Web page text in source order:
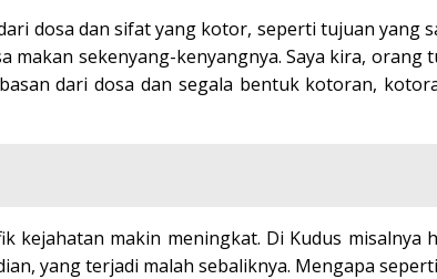
dosa dan sifat yang kotor, seperti tujuan yang
sekenyang-kenyangnya. Saya kira, orang
dari dosa dan segala bentuk kotoran,
makin meningkat. Di Kudus misalnya
yang terjadi malah sebaliknya. Mengapa